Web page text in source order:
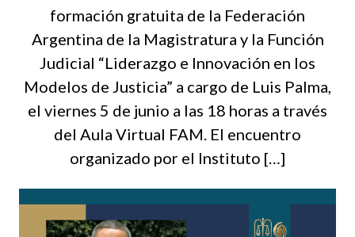
formación gratuita de la Federación
Argentina de la Magistratura y la Función
Judicial “Liderazgo e Innovación en los
Modelos de Justicia” a cargo de Luis Palma,
el viernes 5 de junio a las 18 horas a través
del Aula Virtual FAM. El encuentro
organizado por el Instituto […]